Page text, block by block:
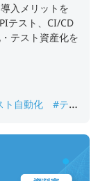
入メリットを
テスト、CI/CD
テスト資産化を
ト自動化
#テス